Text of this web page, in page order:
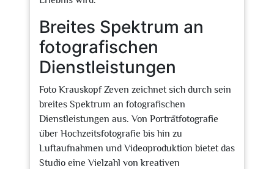
Breites Spektrum an
fotografischen
Dienstleistungen
Foto Krauskopf Zeven zeichnet sich durch sein
breites Spektrum an fotografischen
Dienstleistungen aus. Von Porträtfotografie
über Hochzeitsfotografie bis hin zu
Luftaufnahmen und Videoproduktion bietet das
Studio eine Vielzahl von kreativen